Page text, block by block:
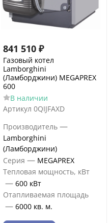
841 510 ₽
Газовый котел
Lamborghini
(Ламборджини) MEGAPREX
600
В наличии
Артикул 0QIJFAXD
Производитель —
Lamborghini
(Ламборджини)
Серия — MEGAPREX
Тепловая мощность, кВт
— 600 кВт
Отапливаемая площадь
— 6000 кв. м.